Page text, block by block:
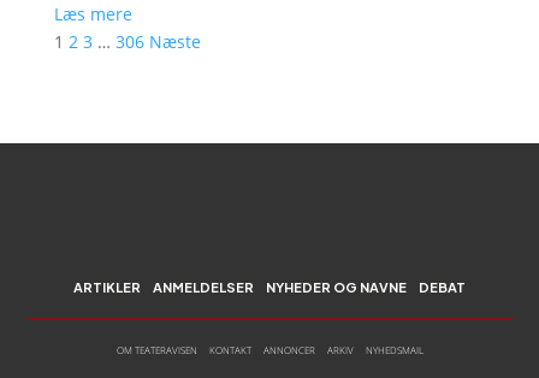
Læs mere
1 2 3 … 306 Næste
ARTIKLER ANMELDELSER NYHEDER OG NAVNE DEBAT
OM TEATERAVISEN KONTAKT ANNONCER ARKIV NYHEDSMAIL